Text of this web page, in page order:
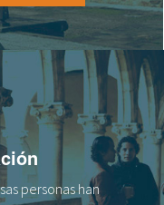
personas han